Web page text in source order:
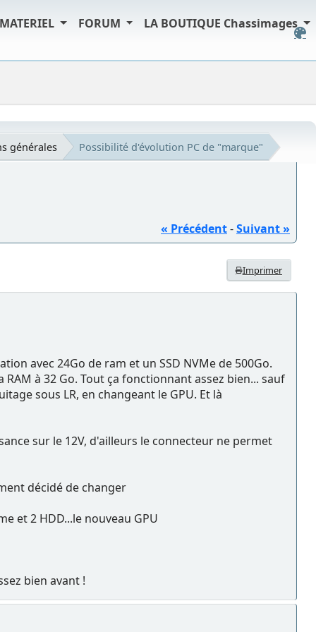
FORUM LA BOUTIQUE Chassimages
générales Possibilité d'évolution PC de "marque"
« Précédent-Suivant »
Imprimer
avec 24Go de ram et un SSD NVMe de 500Go.
RAM à 32 Go. Tout ça fonctionnant assez bien... sauf
sous LR, en changeant le GPU. Et là
sur le 12V, d'ailleurs le connecteur ne permet
décidé de changer
et 2 HDD...le nouveau GPU
bien avant !